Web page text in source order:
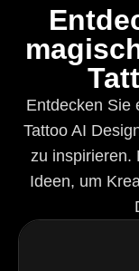
Entdecken Sie
Tattoo AI
zu inspirieren.
Ideen, um